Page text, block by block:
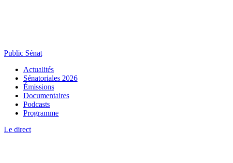
Public Sénat
Actualités
Sénatoriales 2026
Émissions
Documentaires
Podcasts
Programme
Le direct